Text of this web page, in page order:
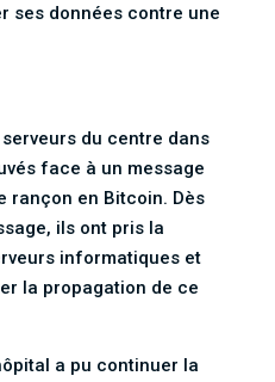
ses données contre une
du centre dans
face à un message
rançon en Bitcoin. Dès
ils ont pris la
informatiques et
la propagation de ce
a pu continuer la